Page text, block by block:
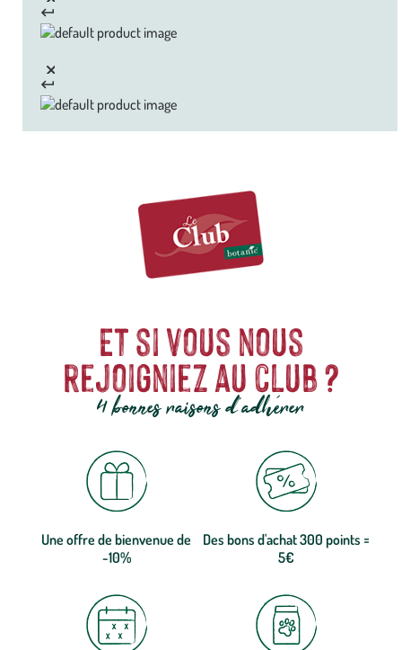
Et si vous nous
rejoigniez au club ?
4 bonnes raisons d'adhérer
Une offre de bienvenue de
-10%
Des bons d'achat 300 points =
5€